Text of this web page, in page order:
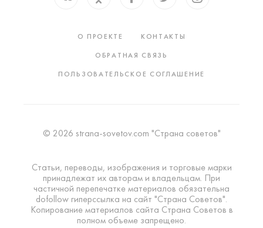
О ПРОЕКТЕ
КОНТАКТЫ
ОБРАТНАЯ СВЯЗЬ
ПОЛЬЗОВАТЕЛЬСКОЕ СОГЛАШЕНИЕ
© 2026 strana-sovetov.com "Страна советов"
Статьи, переводы, изображения и торговые марки
принадлежат их авторам и владельцам. При
частичной перепечатке материалов обязательна
dofollow гиперссылка на сайт "Страна Советов".
Копирование материалов сайта Страна Советов в
полном объеме запрещено.